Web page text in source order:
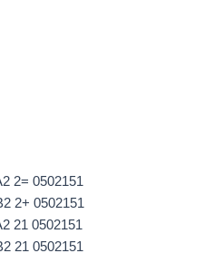
2= 0502151
2+ 0502151
21 0502151
21 0502151